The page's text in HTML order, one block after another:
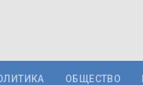
ОБЩЕСТВО